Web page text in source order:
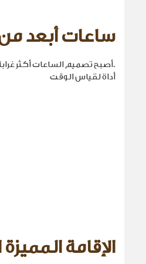
ساعات أبعد
.أصبح تصميم الساعات أكثر
أداة لقياس الوقت
الإقامة